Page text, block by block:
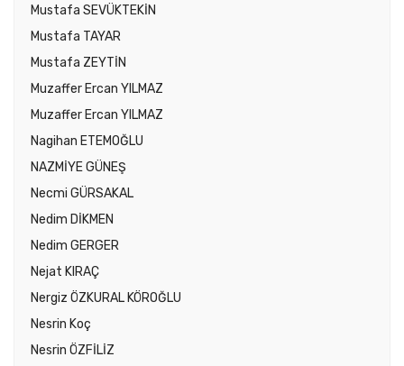
Mustafa SEVÜKTEKİN
Mustafa TAYAR
Mustafa ZEYTİN
Muzaffer Ercan YILMAZ
Muzaffer Ercan YILMAZ
Nagihan ETEMOĞLU
NAZMİYE GÜNEŞ
Necmi GÜRSAKAL
Nedim DİKMEN
Nedim GERGER
Nejat KIRAÇ
Nergiz ÖZKURAL KÖROĞLU
Nesrin Koç
Nesrin ÖZFİLİZ